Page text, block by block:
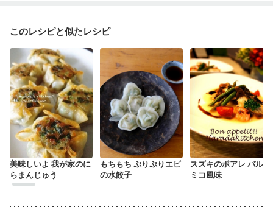
このレシピと似たレシピ
美味しいよ 我が家のに
らまんじゅう
もちもち ぷりぷりエビ
の水餃子
スズキのポアレ バルサ
ミコ風味